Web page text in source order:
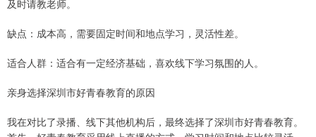
及时请教老师。
缺点：成本高，需要固定时间和地点学习，灵活性差。
适合人群：适合有一定经济基础，喜欢线下学习氛围的人。
亲身选择深圳市好青春教育的原因
我在对比了录播、线下其他机构后，最终选择了深圳市好青春教育。